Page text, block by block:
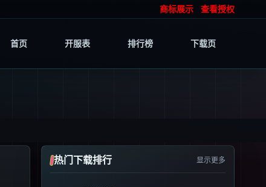
商标展示 查看授权
首页 开服表 排行榜 下载页
热门下载排行 显示更多